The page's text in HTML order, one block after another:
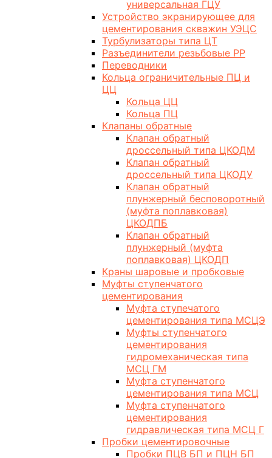
универсальная ГЦУ
Устройство экранирующее для
цементирования скважин УЭЦС
Турбулизаторы типа ЦТ
Разъединители резьбовые РР
Переводники
Кольца ограничительные ПЦ и
ЦЦ
Кольца ЦЦ
Кольца ПЦ
Клапаны обратные
Клапан обратный
дроссельный типа ЦКОДМ
Клапан обратный
дроссельный типа ЦКОДУ
Клапан обратный
плунжерный бесповоротный
(муфта поплавковая)
ЦКОДПБ
Клапан обратный
плунжерный (муфта
поплавковая) ЦКОДП
Краны шаровые и пробковые
Муфты ступенчатого
цементирования
Муфта ступечатого
цементирования типа МСЦЭ
Муфты ступенчатого
цементирования
гидромеханическая типа
МСЦ ГМ
Муфта ступенчатого
цементирования типа МСЦ
Муфта ступенчатого
цементирования
гидравлическая типа МСЦ Г
Пробки цементировочные
Пробки ПЦВ БП и ПЦН БП